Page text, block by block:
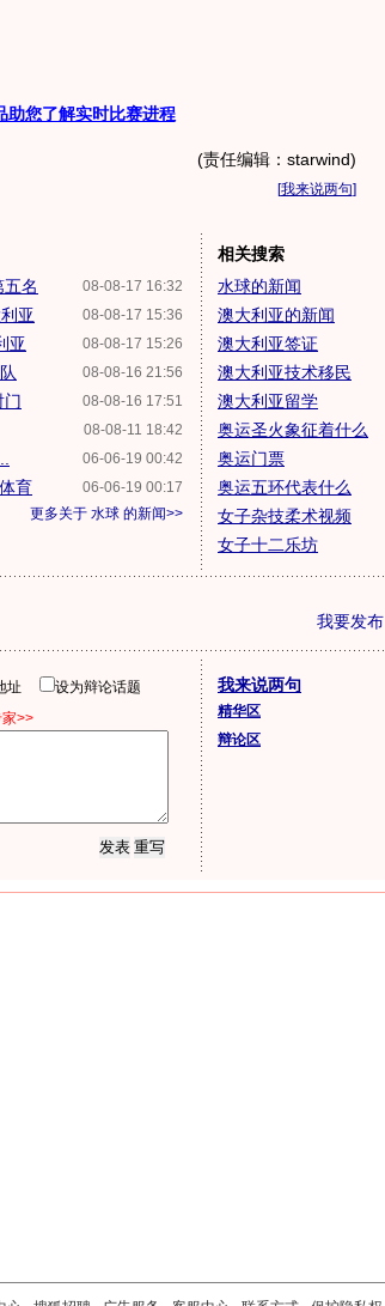
助您了解实时比赛进程
(责任编辑：starwind)
[我来说两句]
08-08-17 16:32
名
08-08-17 15:36
亚
08-08-17 15:26
亚
08-08-16 21:56
08-08-16 17:51
门
08-08-11 18:42
06-06-19 00:42
06-06-19 00:17
育
更多关于 水球 的新闻>>
相关搜索
水球的新闻
澳大利亚的新闻
澳大利亚签证
澳大利亚技术移民
澳大利亚留学
奥运圣火象征着什么
奥运门票
奥运五环代表什么
女子杂技柔术视频
女子十二乐坊
我要发布
址
设为辩论话题
>>
我来说两句
精华区
辩论区